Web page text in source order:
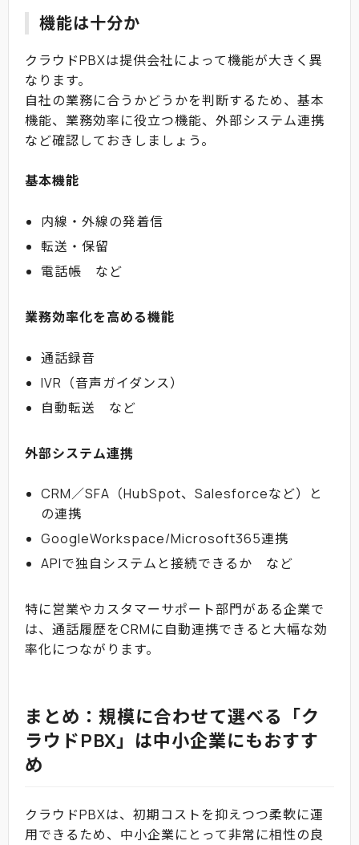
機能は十分か
クラウドPBXは提供会社によって機能が大きく異
なります。
自社の業務に合うかどうかを判断するため、基本
機能、業務効率に役立つ機能、外部システム連携
など確認しておきしましょう。
基本機能
内線・外線の発着信
転送・保留
電話帳 など
業務効率化を高める機能
通話録音
IVR（音声ガイダンス）
自動転送 など
外部システム連携
CRM／SFA（HubSpot、Salesforceなど）と
の連携
GoogleWorkspace/Microsoft365連携
APIで独自システムと接続できるか など
特に営業やカスタマーサポート部門がある企業で
は、通話履歴をCRMに自動連携できると大幅な効
率化につながります。
まとめ：規模に合わせて選べる「ク
ラウドPBX」は中小企業にもおすす
め
クラウドPBXは、初期コストを抑えつつ柔軟に運
用できるため、中小企業にとって非常に相性の良